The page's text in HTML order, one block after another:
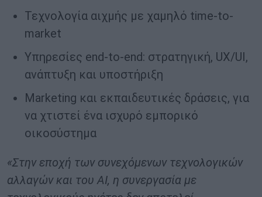
Τεχνολογία αιχμής με χαμηλό time-to-
market
Υπηρεσίες end-to-end: στρατηγική, UX/UI,
ανάπτυξη και υποστήριξη
Marketing και εκπαιδευτικές δράσεις, για
να χτιστεί ένα ισχυρό εμπορικό
οικοσύστημα
«Στην εποχή των συνεχόμενων τεχνολογικών
αλλαγών και του AI, η συνεργασία με